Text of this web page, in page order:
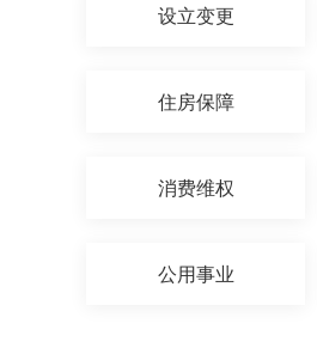
设立变更
住房保障
消费维权
公用事业